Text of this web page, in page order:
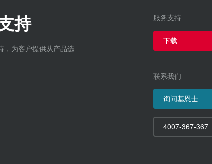
持
，为客户提供从产品选
服务支持
下载
联系我们
询问基恩士
4007-367-367